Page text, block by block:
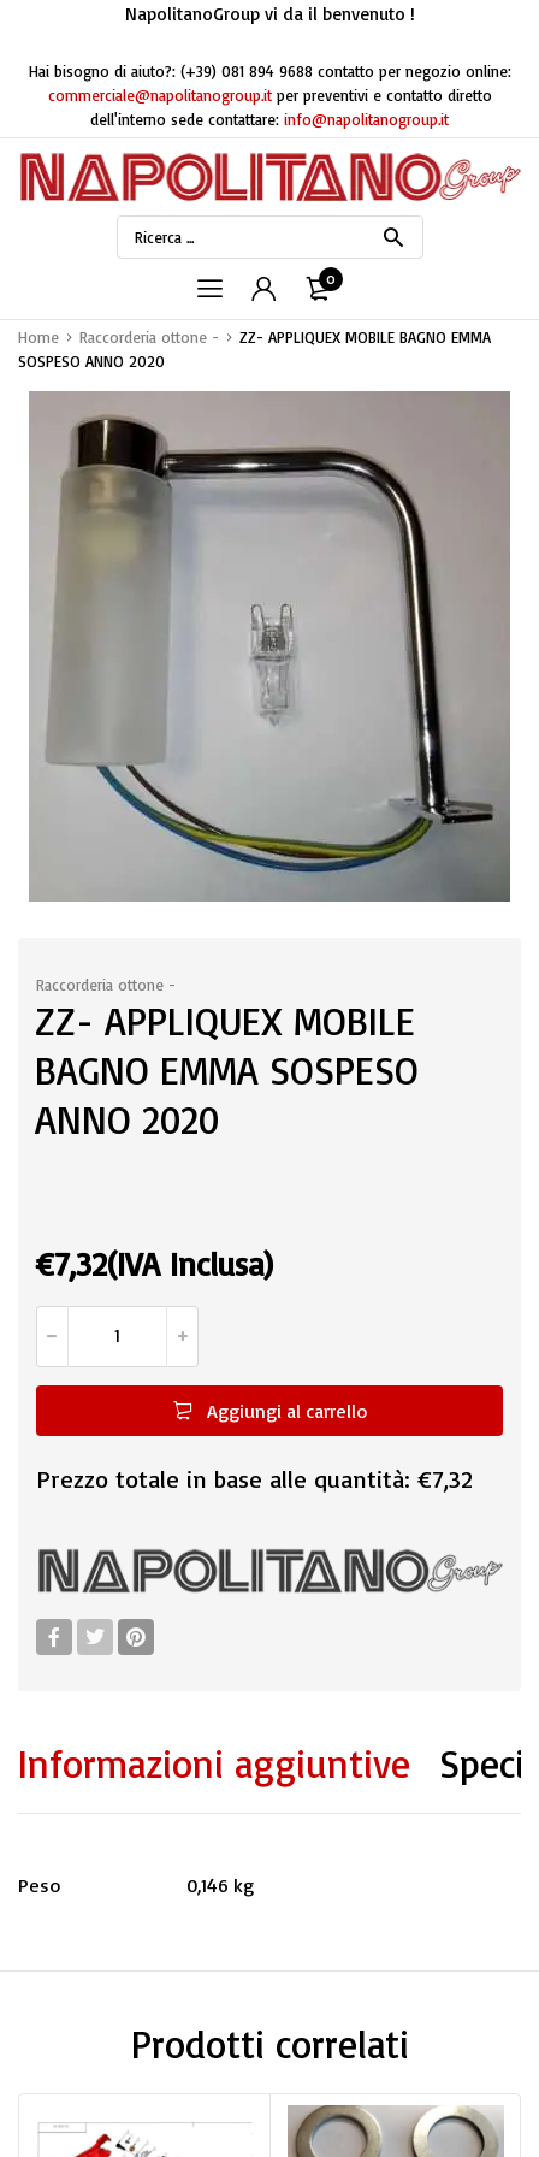
NapolitanoGroup vi da il benvenuto !
Hai bisogno di aiuto?: (+39) 081 894 9688 contatto per negozio online:
commerciale@napolitanogroup.it per preventivi e contatto diretto
dell'interno sede contattare: info@napolitanogroup.it
0
Home Raccorderia ottone -
ZZ- APPLIQUEX MOBILE BAGNO EMMA
SOSPESO ANNO 2020
Raccorderia ottone -
ZZ- APPLIQUEX MOBILE
BAGNO EMMA SOSPESO
ANNO 2020
€7,32(IVA Inclusa)
Aggiungi al carrello
Prezzo totale in base alle quantità: €7,32
Informazioni aggiuntive
Peso 0,146 kg
Prodotti correlati